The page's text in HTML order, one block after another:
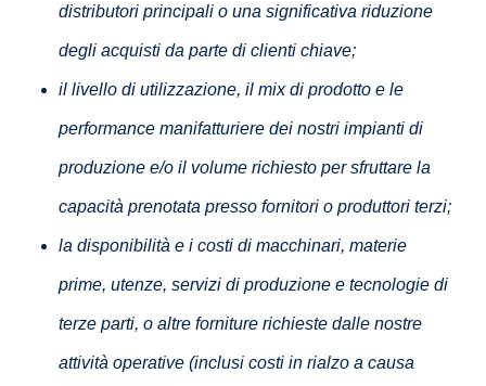
distributori principali o una significativa riduzione
degli acquisti da parte di clienti chiave;
il livello di utilizzazione, il mix di prodotto e le
performance manifatturiere dei nostri impianti di
produzione e/o il volume richiesto per sfruttare la
capacità prenotata presso fornitori o produttori terzi;
la disponibilità e i costi di macchinari, materie
prime, utenze, servizi di produzione e tecnologie di
terze parti, o altre forniture richieste dalle nostre
attività operative (inclusi costi in rialzo a causa